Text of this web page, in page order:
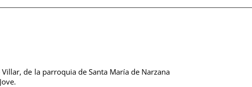
de la parroquia de Santa María de Narzana